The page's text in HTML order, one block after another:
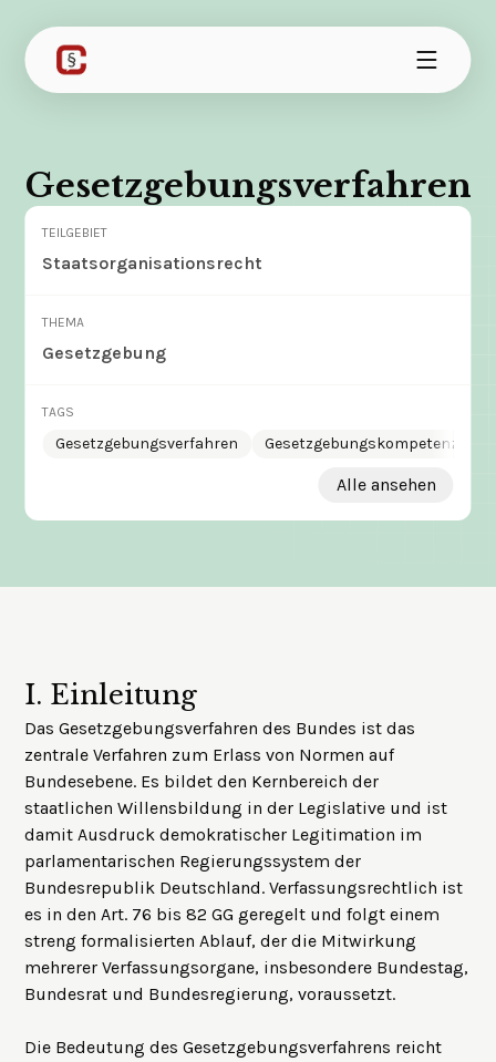
Gesetzgebungsverfahren
TEILGEBIET
Staatsorganisationsrecht
THEMA
Gesetzgebung
TAGS
Gesetzgebungsverfahren Gesetzgebungskompetenz
Alle ansehen
I. Einleitung
Das Gesetzgebungsverfahren des Bundes ist das
zentrale Verfahren zum Erlass von Normen auf
Bundesebene. Es bildet den Kernbereich der
staatlichen Willensbildung in der Legislative und ist
damit Ausdruck demokratischer Legitimation im
parlamentarischen Regierungssystem der
Bundesrepublik Deutschland. Verfassungsrechtlich ist
es in den Art. 76 bis 82 GG geregelt und folgt einem
streng formalisierten Ablauf, der die Mitwirkung
mehrerer Verfassungsorgane, insbesondere Bundestag,
Bundesrat und Bundesregierung, voraussetzt.
Die Bedeutung des Gesetzgebungsverfahrens reicht